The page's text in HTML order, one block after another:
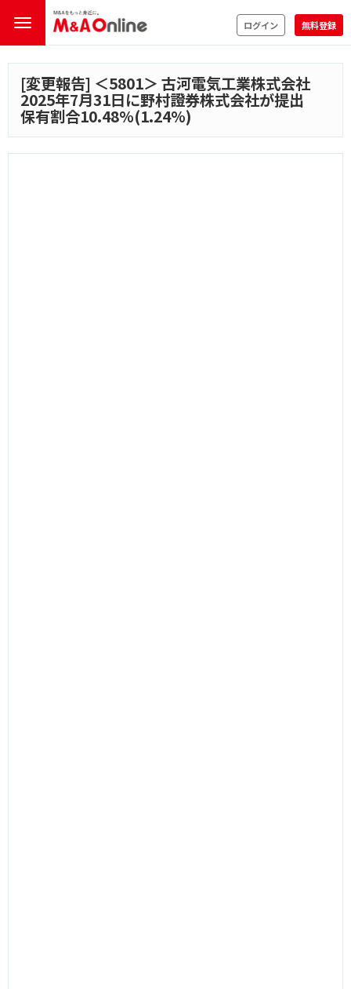
ログイン 無料登録
[変更報告] ＜5801＞ 古河電気工業株式会社
2025年7月31日に野村證券株式会社が提出
保有割合10.48%(1.24%)